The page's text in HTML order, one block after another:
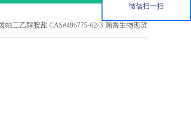
帕二乙醇胺盐 CAS#496775-62-3 瀚香生物现货
微信扫一扫